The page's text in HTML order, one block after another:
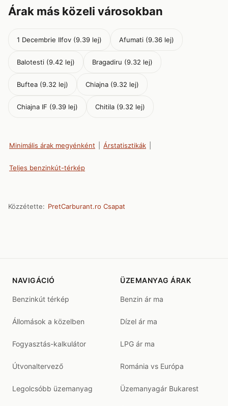
Árak más közeli városokban
1 Decembrie Ilfov (9.39 lej) Afumati (9.36 lej)
Balotesti (9.42 lej) Bragadiru (9.32 lej)
Buftea (9.32 lej) Chiajna (9.32 lej)
Chiajna IF (9.39 lej) Chitila (9.32 lej)
Minimális árak megyénként Árstatisztikák
Teljes benzinkút-térkép
Közzétette: PretCarburant.ro Csapat
NAVIGÁCIÓ
Benzinkút térkép
Állomások a közelben
Fogyasztás-kalkulátor
Útvonaltervező
Legolcsóbb üzemanyag
ÜZEMANYAG ÁRAK
Benzin ár ma
Dízel ár ma
LPG ár ma
Románia vs Európa
Üzemanyagár Bukarest